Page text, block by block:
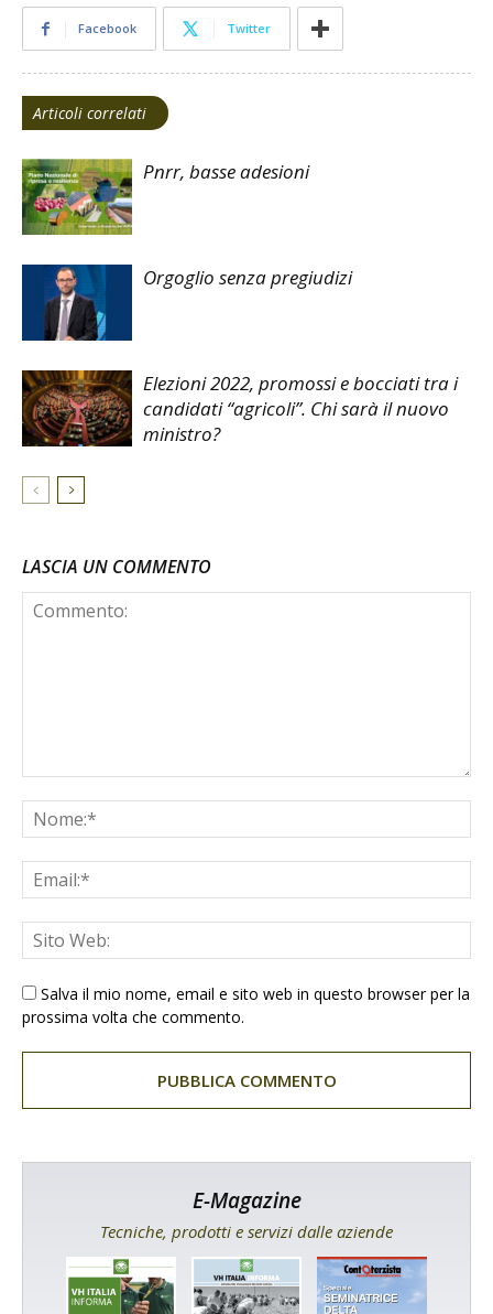
Facebook Twitter
Articoli correlati
Pnrr, basse adesioni
Orgoglio senza pregiudizi
Elezioni 2022, promossi e bocciati tra i
candidati “agricoli”. Chi sarà il nuovo
ministro?
LASCIA UN COMMENTO
Salva il mio nome, email e sito web in questo browser per la
prossima volta che commento.
E-Magazine
Tecniche, prodotti e servizi dalle aziende